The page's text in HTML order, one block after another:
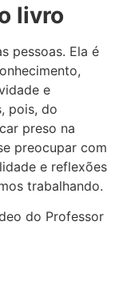
livro
pessoas. Ela é
e
pois, do
preso na
preocupar com
e reflexões
trabalhando.
do Professor